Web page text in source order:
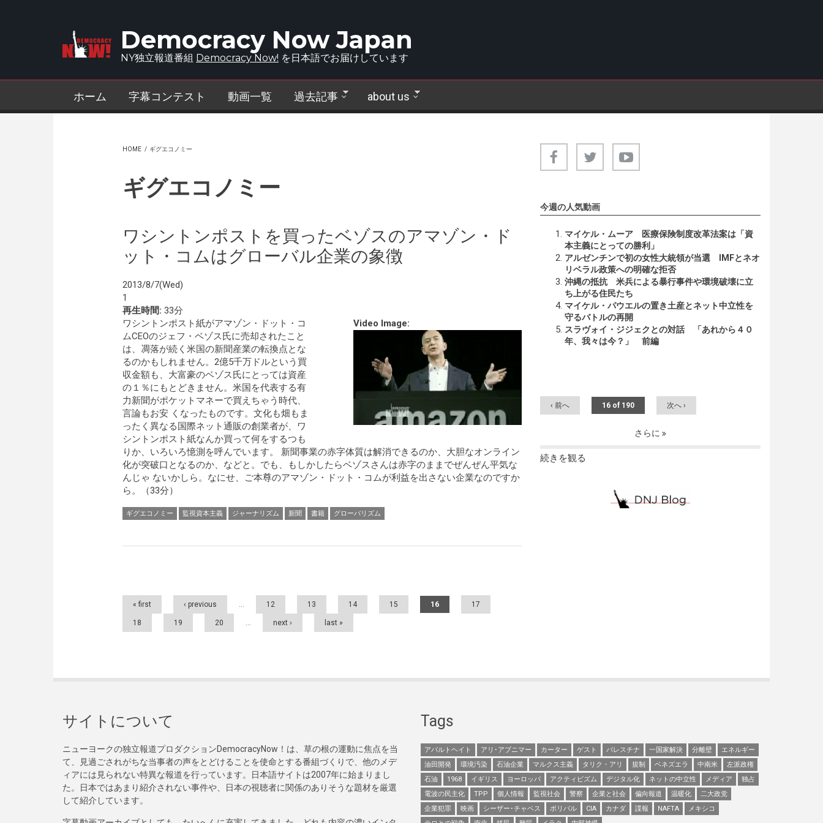
Democracy Now Japan
NY独立報道番組 Democracy Now! を日本語でお届けしています
ホーム 字幕コンテスト 動画一覧 過去記事 about us
HOME / ギグエコノミー
ギグエコノミー
ワシントンポストを買ったベゾスのアマゾン・ド
ット・コムはグローバル企業の象徴
2013/8/7(Wed)
1
再生時間: 33分
Video Image:
ワシントンポスト紙がアマゾン・ドット・コ
ムCEOのジェフ・ベゾス氏に売却されたこと
は、凋落が続く米国の新聞産業の転換点とな
るのかもしれません。2億5千万ドルという買
収金額も、大富豪のベゾス氏にとっては資産
の１％にもとどきません。米国を代表する有
力新聞がポケットマネーで買えちゃう時代、
言論もお安 くなったものです。文化も畑もま
ったく異なる国際ネット通販の創業者が、ワ
シントンポスト紙なんか買って何をするつも
りか、いろいろ憶測を呼んでいます。 新聞事業の赤字体質は解消できるのか、大胆なオンライン
化が突破口となるのか、などと。でも、もしかしたらベゾスさんは赤字のままでぜんぜん平気な
んじゃ ないかしら。なにせ、ご本尊のアマゾン・ドット・コムが利益を出さない企業なのですか
ら。（33分）
ギグエコノミー 監視資本主義 ジャーナリズム 新聞 書籍 グローバリズム
Pages
« first ‹ previous … 12 13 14 15 16 17
18 19 20 … next › last »
今週の人気動画
マイケル・ムーア 医療保険制度改革法案は「資
本主義にとっての勝利」
アルゼンチンで初の女性大統領が当選 IMFとネオ
リベラル政策への明確な拒否
沖縄の抵抗 米兵による暴行事件や環境破壊に立
ち上がる住民たち
マイケル・パウエルの置き土産とネット中立性を
守るバトルの再開
スラヴォイ・ジジェクとの対話 「あれから４０
年、我々は今？」 前編
‹ 前へ 16 of 190 次へ ›
さらに
続きを観る
サイトについて
ニューヨークの独立報道プロダクションDemocracyNow！は、草の根の運動に焦点を当
て、見過ごされがちな当事者の声をとどけることを使命とする番組づくりで、他のメデ
ィアには見られない特異な報道を行っています。日本語サイトは2007年に始まりまし
た。日本ではあまり紹介されない事件や、日本の視聴者に関係のありそうな題材を厳選
して紹介しています。
Tags
アパルトヘイト アリ･アブニマー カーター ゲスト パレスチナ 一国家解決 分離壁
エネルギー
油田開発
環境汚染 石油企業 マルクス主義 タリク・アリ 規制 ベネズエラ 中南米
左派政権
石油
1968 イギリス ヨーロッパ アクティビズム デジタル化 ネットの中立性 メディア
独占
電波の民主化
TPP 個人情報 監視社会 警察 企業と社会 偏向報道 温暖化
二大政党
企業犯罪
映画 シーザー･チャベス ボリバル CIA カナダ 諜報 NAFTA
メキシコ